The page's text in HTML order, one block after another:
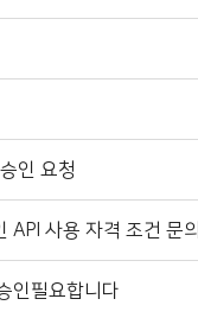
인 요청
API 사용 자격 조건 문의
인필요합니다